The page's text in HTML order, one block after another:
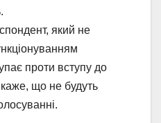
який не
проти вступу до
що не будуть